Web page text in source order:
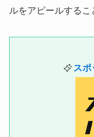
ルをアピールするこ
ス